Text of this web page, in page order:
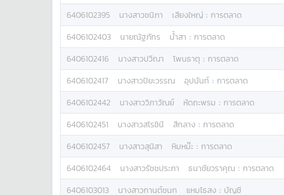
6406102395
นางสาวชนิภา เสียงใหญ่ : การตลาด
6406102403
นายณัฐภัทร น้ำสา : การตลาด
6406102416
นางสาวปวีณา โพนธาตุ : การตลาด
6406102417
นางสาวปิยะวรรณ อุปนันท์ : การตลาด
6406102442
นางสาววิภาวัณย์ หัดถะพรม : การตลาด
6406102451
นางสาวสโรชินี สีกลาง : การตลาด
6406102457
นางสาวสุนิสา หิมหม๊ะ : การตลาด
6406102464
นางสาวรัชชประภา ธนาชัยวราคุณ : การตลาด
6406103013
นางสาวกานต์ชนก แหมไธสง : บัญชี